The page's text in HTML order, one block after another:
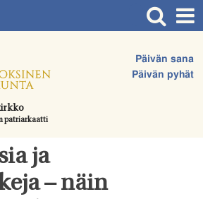
patriarkaatti
Päivän sana
Päivän pyhät
ja
– näin